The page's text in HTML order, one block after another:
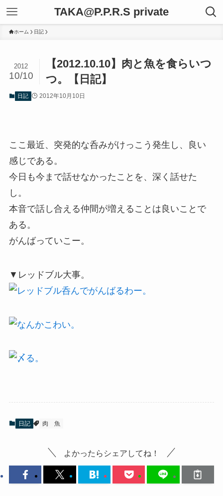
TAKA@P.P.R.S private
ホーム 日記
【2012.10.10】肉と魚を食らいつ
つ。【日記】
2012
10/10
日記 2012年10月10日
ここ最近、突発的な呑みがけっこう発生し、良い
感じである。
今日も今まで話せなかったことを、深く話せた
し。
本音で話し合える仲間が増えることは良いことで
ある。
がんばっていこー。
▼レッドブル大事。
日記 肉 魚
よかったらシェアしてね！